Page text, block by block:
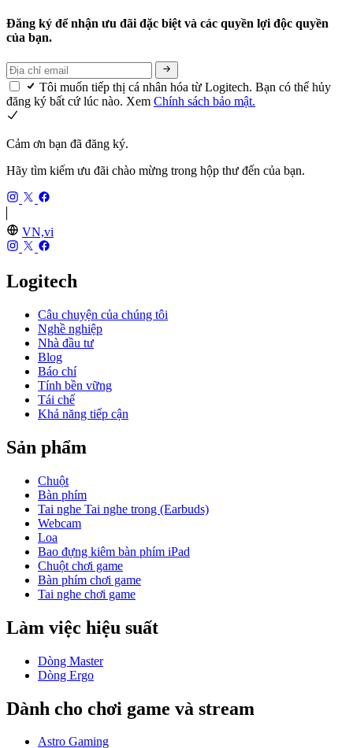
Đăng ký để nhận ưu đãi đặc biệt và các quyền lợi độc quyền
của bạn.
Tôi muốn tiếp thị cá nhân hóa từ Logitech. Bạn có thể hủy
đăng ký bất cứ lúc nào. Xem Chính sách bảo mật.
Cảm ơn bạn đã đăng ký.
Hãy tìm kiếm ưu đãi chào mừng trong hộp thư đến của bạn.
VN,vi
Logitech
Câu chuyện của chúng tôi
Nghề nghiệp
Nhà đầu tư
Blog
Báo chí
Tính bền vững
Tái chế
Khả năng tiếp cận
Sản phẩm
Chuột
Bàn phím
Tai nghe Tai nghe trong (Earbuds)
Webcam
Loa
Bao đựng kiêm bàn phím iPad
Chuột chơi game
Bàn phím chơi game
Tai nghe chơi game
Làm việc hiệu suất
Dòng Master
Dòng Ergo
Dành cho chơi game và stream
Astro Gaming